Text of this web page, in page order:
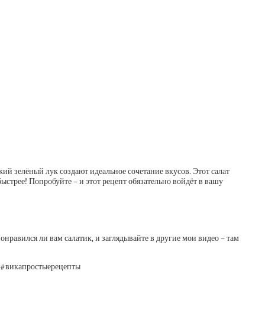
зелёный лук создают идеальное сочетание вкусов. Этот салат
Попробуйте – и этот рецепт обязательно войдёт в вашу
ли вам салатик, и заглядывайте в другие мои видео – там